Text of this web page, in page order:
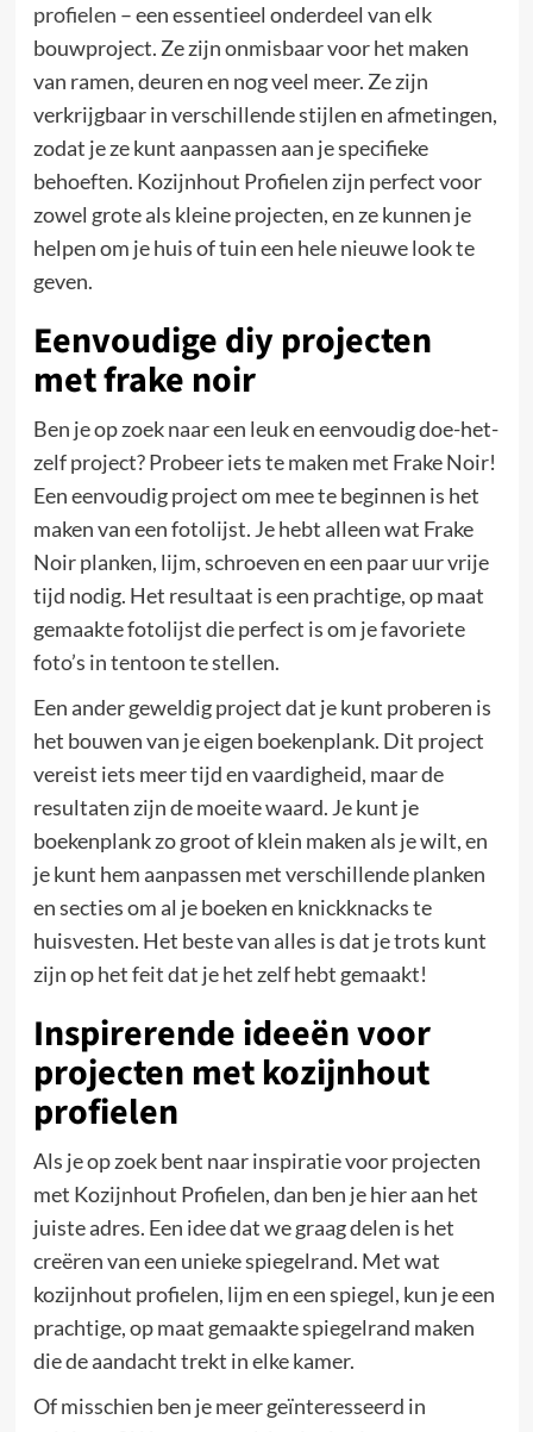
profielen – een essentieel onderdeel van elk
bouwproject. Ze zijn onmisbaar voor het maken
van ramen, deuren en nog veel meer. Ze zijn
verkrijgbaar in verschillende stijlen en afmetingen,
zodat je ze kunt aanpassen aan je specifieke
behoeften. Kozijnhout Profielen zijn perfect voor
zowel grote als kleine projecten, en ze kunnen je
helpen om je huis of tuin een hele nieuwe look te
geven.
Eenvoudige diy projecten
met frake noir
Ben je op zoek naar een leuk en eenvoudig doe-het-
zelf project? Probeer iets te maken met Frake Noir!
Een eenvoudig project om mee te beginnen is het
maken van een fotolijst. Je hebt alleen wat Frake
Noir planken, lijm, schroeven en een paar uur vrije
tijd nodig. Het resultaat is een prachtige, op maat
gemaakte fotolijst die perfect is om je favoriete
foto’s in tentoon te stellen.
Een ander geweldig project dat je kunt proberen is
het bouwen van je eigen boekenplank. Dit project
vereist iets meer tijd en vaardigheid, maar de
resultaten zijn de moeite waard. Je kunt je
boekenplank zo groot of klein maken als je wilt, en
je kunt hem aanpassen met verschillende planken
en secties om al je boeken en knickknacks te
huisvesten. Het beste van alles is dat je trots kunt
zijn op het feit dat je het zelf hebt gemaakt!
Inspirerende ideeën voor
projecten met kozijnhout
profielen
Als je op zoek bent naar inspiratie voor projecten
met Kozijnhout Profielen, dan ben je hier aan het
juiste adres. Een idee dat we graag delen is het
creëren van een unieke spiegelrand. Met wat
kozijnhout profielen, lijm en een spiegel, kun je een
prachtige, op maat gemaakte spiegelrand maken
die de aandacht trekt in elke kamer.
Of misschien ben je meer geïnteresseerd in